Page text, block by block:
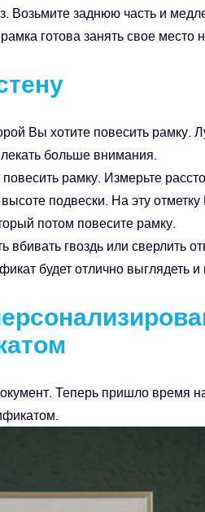
Возьмите заднюю часть и
готова занять свое место
Вы хотите повесить рамку.
больше внимания.
рамку. Измерьте
подвески. На эту
потом повесите рамку.
вбивать гвоздь или сверлить
будет отлично выглядеть и
Теперь пришло время